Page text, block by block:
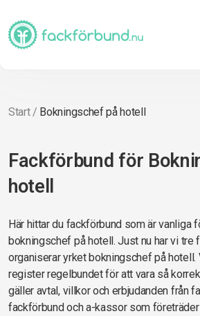
Start/ Bokningschef på hotell
Fackförbund för
hotell
Här hittar du fackförbund som är vanliga
bokningschef på hotell. Just nu har vi tre
organiserar yrket bokningschef på hotell.
register regelbundet för att vara så
gäller avtal, villkor och erbjudanden från
fackförbund och a-kassor som